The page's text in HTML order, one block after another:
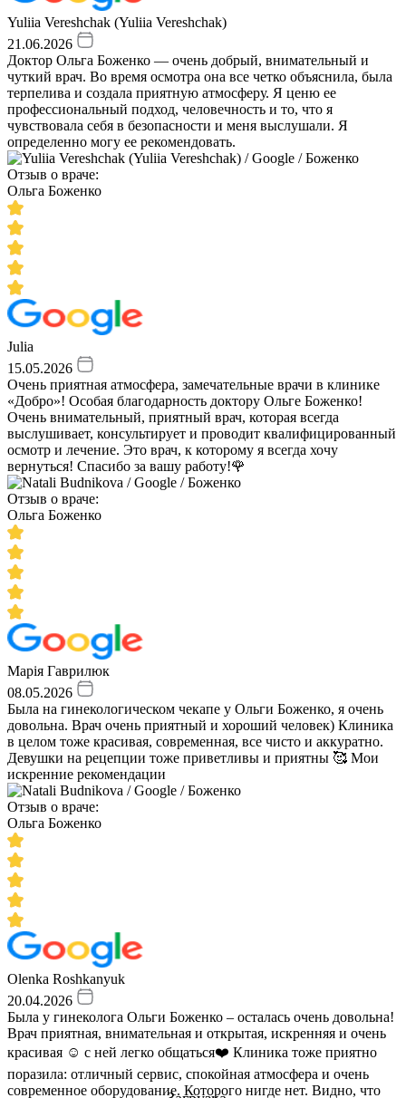
Yuliia Vereshchak (Yuliia Vereshchak)
21.06.2026
Доктор Ольга Боженко — очень добрый, внимательный и
чуткий врач. Во время осмотра она все четко объяснила, была
терпелива и создала приятную атмосферу. Я ценю ее
профессиональный подход, человечность и то, что я
чувствовала себя в безопасности и меня выслушали. Я
определенно могу ее рекомендовать.
Отзыв о враче:
Ольга Боженко
Julia
15.05.2026
Очень приятная атмосфера, замечательные врачи в клинике
«Добро»! Особая благодарность доктору Ольге Боженко!
Очень внимательный, приятный врач, которая всегда
выслушивает, консультирует и проводит квалифицированный
осмотр и лечение. Это врач, к которому я всегда хочу
вернуться! Спасибо за вашу работу!🌹
Отзыв о враче:
Ольга Боженко
Марія Гаврилюк
08.05.2026
Была на гинекологическом чекапе у Ольги Боженко, я очень
довольна. Врач очень приятный и хороший человек) Клиника
в целом тоже красивая, современная, все чисто и аккуратно.
Девушки на рецепции тоже приветливы и приятны 🥰 Мои
искренние рекомендации
Отзыв о враче:
Ольга Боженко
Olenka Roshkanyuk
20.04.2026
Была у гинеколога Ольги Боженко – осталась очень довольна!
Врач приятная, внимательная и открытая, искренняя и очень
красивая ☺️ с ней легко общаться❤️ Клиника тоже приятно
поразила: отличный сервис, спокойная атмосфера и очень
современное оборудование. Которого нигде нет. Видно, что